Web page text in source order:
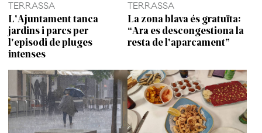
TERRASSA
L'Ajuntament tanca
jardins i parcs per
l'episodi de pluges
intenses
TERRASSA
La zona blava és gratuïta:
“Ara es descongestiona la
resta de l'aparcament”